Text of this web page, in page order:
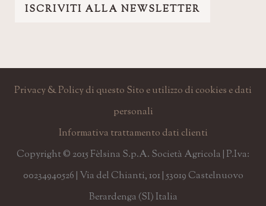
ISCRIVITI ALLA NEWSLETTER
Privacy & Policy di questo Sito e utilizzo di cookies e dati
personali
Informativa trattamento dati clienti
Copyright © 2015 Fèlsina S.p.A. Società Agricola | P.Iva:
00234940526 | Via del Chianti, 101 | 53019 Castelnuovo
Berardenga (SI) Italia